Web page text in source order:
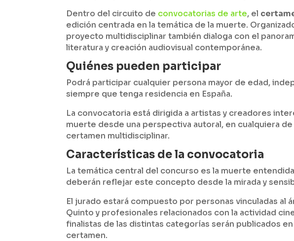
Dentro del circuito de convocatorias de arte, el
edición centrada en la temática de la muerte.
proyecto multidisciplinar también dialoga con el
literatura y creación audiovisual contemporánea.
Quiénes pueden participar
Podrá participar cualquier persona mayor de edad,
siempre que tenga residencia en España.
La convocatoria está dirigida a artistas y creadores
muerte desde una perspectiva autoral, en cualquiera
certamen multidisciplinar.
Características de la convocatoria
La temática central del concurso es la muerte
deberán reflejar este concepto desde la mirada y
El jurado estará compuesto por personas vinculadas al
Quinto y profesionales relacionados con la actividad
finalistas de las distintas categorías serán publicados
certamen.